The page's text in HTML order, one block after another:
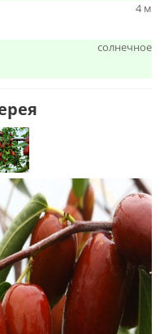
4 м
солнечное